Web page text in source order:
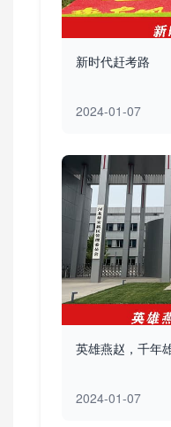
新时代赶考路
2024-01-07
英雄燕赵，千年
2024-01-07